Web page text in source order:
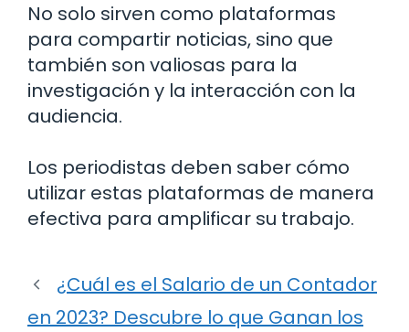
No solo sirven como plataformas
para compartir noticias, sino que
también son valiosas para la
investigación y la interacción con la
audiencia.
Los periodistas deben saber cómo
utilizar estas plataformas de manera
efectiva para amplificar su trabajo.
¿Cuál es el Salario de un Contador
en 2023? Descubre lo que Ganan los